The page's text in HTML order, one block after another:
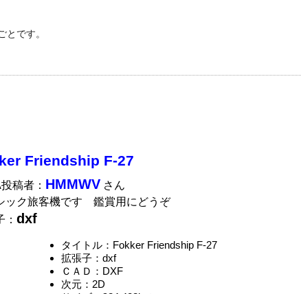
とです。
Friendship F-27
稿者： HMMWV さん
ック旅客機です 鑑賞用にどうぞ
dxf
タイトル：Fokker Friendship F-27
拡張子：dxf
ＣＡＤ：DXF
次元：2D